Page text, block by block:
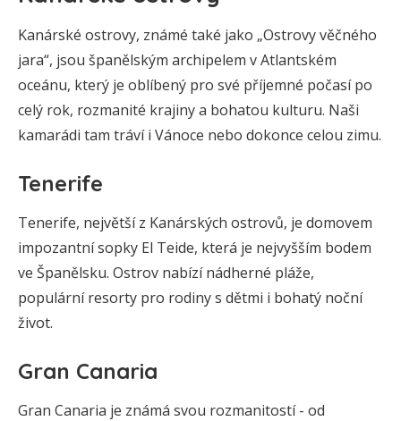
Kanárské ostrovy, známé také jako „Ostrovy věčného
jara“, jsou španělským archipelem v Atlantském
oceánu, který je oblíbený pro své příjemné počasí po
celý rok, rozmanité krajiny a bohatou kulturu. Naši
kamarádi tam tráví i Vánoce nebo dokonce celou zimu.
Tenerife
Tenerife, největší z Kanárských ostrovů, je domovem
impozantní sopky El Teide, která je nejvyšším bodem
ve Španělsku. Ostrov nabízí nádherné pláže,
populární resorty pro rodiny s dětmi i bohatý noční
život.
Gran Canaria
Gran Canaria je známá svou rozmanitostí - od